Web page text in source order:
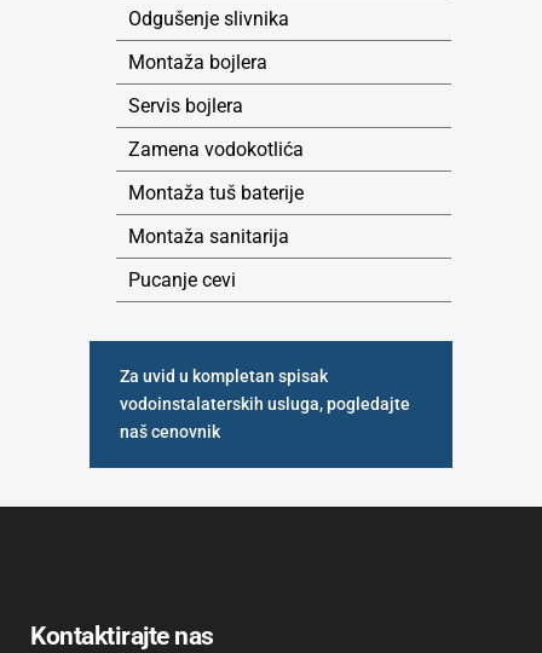
Odgušenje slivnika
Montaža bojlera
Servis bojlera
Zamena vodokotlića
Montaža tuš baterije
Montaža sanitarija
Pucanje cevi
Za uvid u kompletan spisak
vodoinstalaterskih usluga, pogledajte
naš cenovnik
Kontaktirajte nas